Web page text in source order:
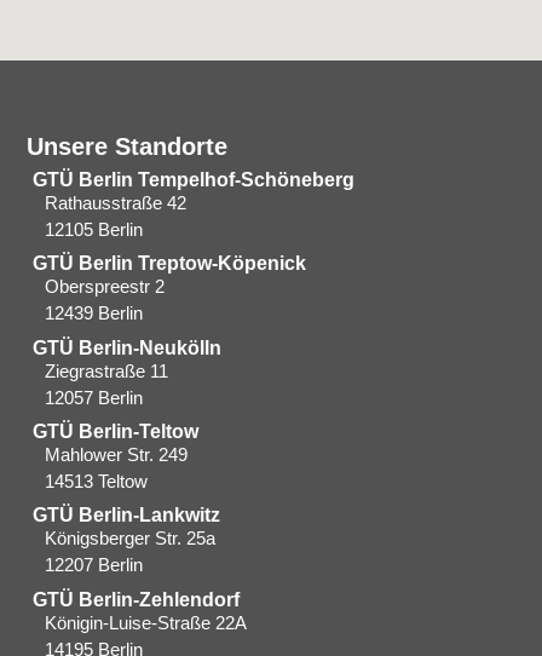
Unsere Standorte
GTÜ Berlin Tempelhof-Schöneberg
Rathausstraße 42
12105 Berlin
GTÜ Berlin Treptow-Köpenick
Oberspreestr 2
12439 Berlin​
GTÜ Berlin-Neukölln
Ziegrastraße 11
12057 Berlin
GTÜ Berlin-Teltow
Mahlower Str. 249
14513 Teltow
GTÜ Berlin-Lankwitz
Königsberger Str. 25a
12207 Berlin
GTÜ Berlin-Zehlendorf
Königin-Luise-Straße 22A
14195 Berlin